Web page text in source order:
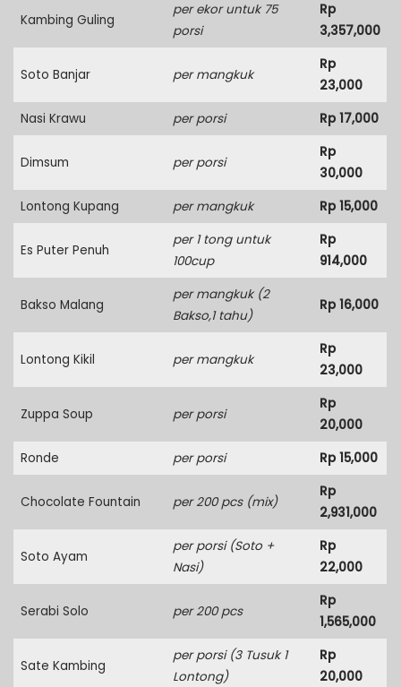
Kambing Guling
per ekor untuk 75
porsi
Rp
3,357,000
Soto Banjar per mangkuk
Rp
23,000
Nasi Krawu
per porsi Rp 17,000
Dimsum per porsi
Rp
30,000
Lontong Kupang
per mangkuk Rp 15,000
Es Puter Penuh
per 1 tong untuk
100cup
Rp
914,000
Bakso Malang
per mangkuk (2
Bakso,1 tahu)
Rp 16,000
Lontong Kikil per mangkuk
Rp
23,000
Zuppa Soup per porsi
Rp
20,000
Ronde
per porsi Rp 15,000
Chocolate Fountain per 200 pcs (mix)
Rp
2,931,000
Soto Ayam
per porsi (Soto +
Nasi)
Rp
22,000
Serabi Solo per 200 pcs
Rp
1,565,000
Sate Kambing
per porsi (3 Tusuk 1
Lontong)
Rp
20,000